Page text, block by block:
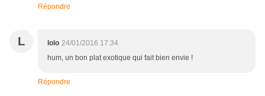
Répondre
L lolo 24/01/2016 17:34
hum, un bon plat exotique qui fait bien envie !
Répondre